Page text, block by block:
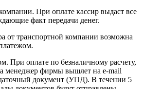
При оплате кассир выдаст все
факт передачи денег.
от транспортной компании возможна
При оплате по безналичному расчету,
менеджер фирмы вышлет на e-mail
документ (УПД). В течении 5